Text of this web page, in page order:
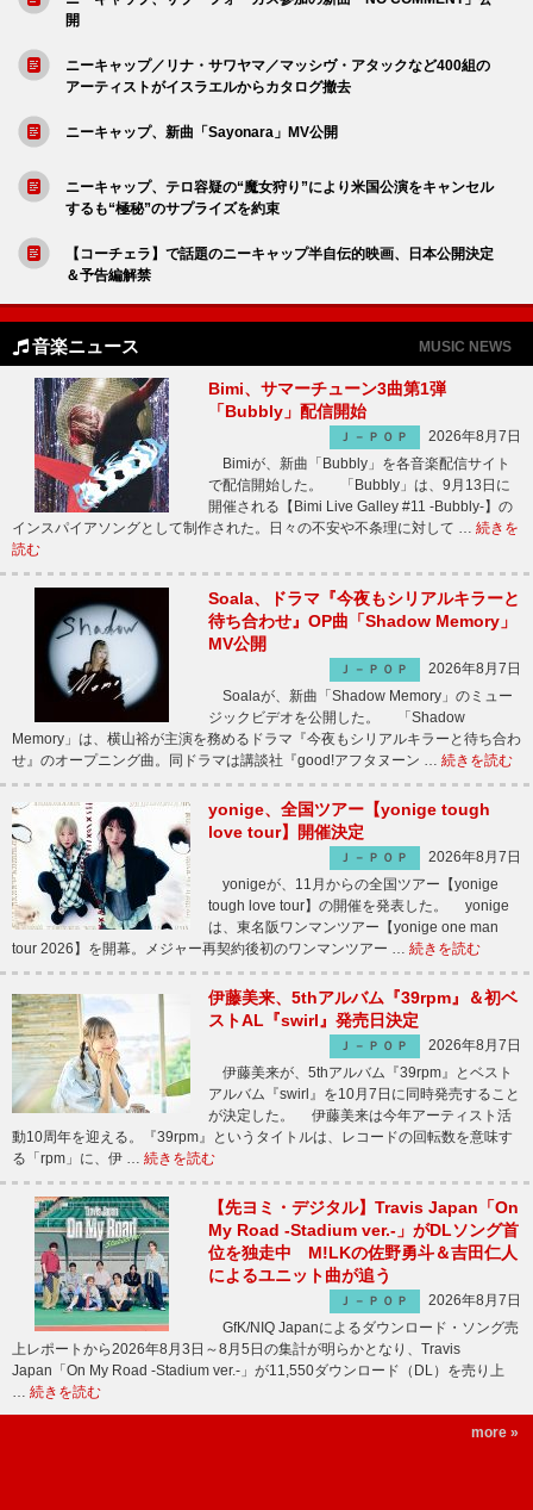
開
ニーキャップ／リナ・サワヤマ／マッシヴ・アタックなど400組の
アーティストがイスラエルからカタログ撤去
ニーキャップ、新曲「Sayonara」MV公開
ニーキャップ、テロ容疑の“魔女狩り”により米国公演をキャンセル
するも“極秘”のサプライズを約束
【コーチェラ】で話題のニーキャップ半自伝的映画、日本公開決定
＆予告編解禁
音楽ニュース MUSIC NEWS
Bimi、サマーチューン3曲第1弾
「Bubbly」配信開始
Ｊ－ＰＯＰ
2026年8月7日
Bimiが、新曲「Bubbly」を各音楽配信サイト
で配信開始した。 「Bubbly」は、9月13日に
開催される【Bimi Live Galley #11 -Bubbly-】の
インスパイアソングとして制作された。日々の不安や不条理に対して … 続きを
読む
Soala、ドラマ『今夜もシリアルキラーと
待ち合わせ』OP曲「Shadow Memory」
MV公開
Ｊ－ＰＯＰ
2026年8月7日
Soalaが、新曲「Shadow Memory」のミュー
ジックビデオを公開した。 「Shadow
Memory」は、横山裕が主演を務めるドラマ『今夜もシリアルキラーと待ち合わ
せ』のオープニング曲。同ドラマは講談社『good!アフタヌーン … 続きを読む
yonige、全国ツアー【yonige tough
love tour】開催決定
Ｊ－ＰＯＰ
2026年8月7日
yonigeが、11月からの全国ツアー【yonige
tough love tour】の開催を発表した。 yonige
は、東名阪ワンマンツアー【yonige one man
tour 2026】を開幕。メジャー再契約後初のワンマンツアー … 続きを読む
伊藤美来、5thアルバム『39rpm』＆初ベ
ストAL『swirl』発売日決定
Ｊ－ＰＯＰ
2026年8月7日
伊藤美来が、5thアルバム『39rpm』とベスト
アルバム『swirl』を10月7日に同時発売すること
が決定した。 伊藤美来は今年アーティスト活
動10周年を迎える。『39rpm』というタイトルは、レコードの回転数を意味す
る「rpm」に、伊 … 続きを読む
【先ヨミ・デジタル】Travis Japan「On
My Road -Stadium ver.-」がDLソング首
位を独走中 M!LKの佐野勇斗＆吉田仁人
によるユニット曲が追う
Ｊ－ＰＯＰ
2026年8月7日
GfK/NIQ Japanによるダウンロード・ソング売
上レポートから2026年8月3日～8月5日の集計が明らかとなり、Travis
Japan「On My Road -Stadium ver.-」が11,550ダウンロード（DL）を売り上
… 続きを読む
more »